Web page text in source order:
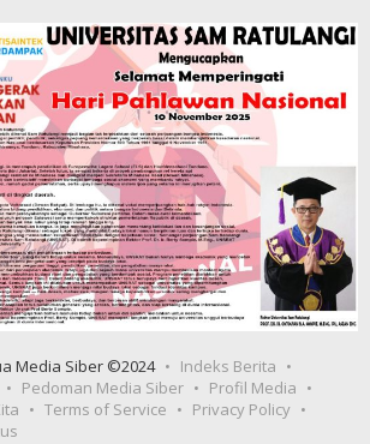
Media Siber ©2024
Indeks Berita
Pedoman Media Siber
Profil Media
Terms of Service
Privacy Policy